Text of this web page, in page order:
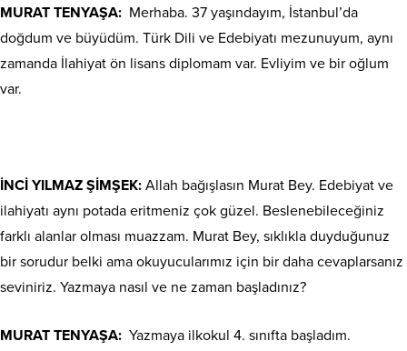
MURAT TENYAŞA: Merhaba. 37 yaşındayım, İstanbul’da
doğdum ve büyüdüm. Türk Dili ve Edebiyatı mezunuyum, aynı
zamanda İlahiyat ön lisans diplomam var. Evliyim ve bir oğlum
var.
İNCİ YILMAZ ŞİMŞEK: Allah bağışlasın Murat Bey. Edebiyat ve
ilahiyatı aynı potada eritmeniz çok güzel. Beslenebileceğiniz
farklı alanlar olması muazzam. Murat Bey, sıklıkla duyduğunuz
bir sorudur belki ama okuyucularımız için bir daha cevaplarsanız
seviniriz. Yazmaya nasıl ve ne zaman başladınız?
MURAT TENYAŞA: Yazmaya ilkokul 4. sınıfta başladım.